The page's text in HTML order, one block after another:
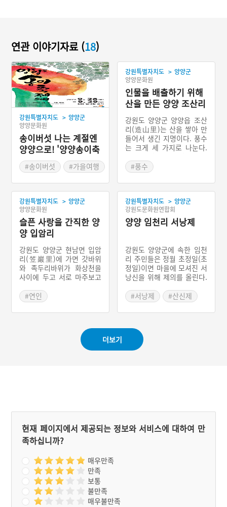
연관 이야기자료 (18)
강원특별자치도 > 양양군
양양문화원
송이버섯 나는 계절엔
양양으로! '양양송이축
제'#송이버섯
#가을여행
강원특별자치도 > 양양군
양양문화원
인물을 배출하기 위해
산을 만든 양양 조산리
강원도 양양군 양양읍 조산
리(造山里)는 산을 쌓아 만
들어서 생긴 지명이다. 풍수
는 크게 세 가지로 나눈다.
으로 살아 집 자리를 보는
양택풍수(陽宅風水), 용(산
줄기)의 형상을 보아 후손에
게 발복을 줄 자리를 보는
음택풍수(陰宅風水), 그리
고 모자란 부분은 만들어 채
우고 너무 세 기운은 줄이는
비보풍수(裨補風水)가 있
보풍수로 유명한 곳이다.
#풍수
강원특별자치도 > 양양군
양양문화원
슬픈 사랑을 간직한 양
양 입암리
강원도 양양군 현남면 입암
리(笠巖里)에 가면 갓바위
와 족두리바위가 화상천을
사이에 두고 서로 마주보고
두고 홍성호라는 신랑과 풍
미라는 색시가 사랑을 하다
결혼을 했다. 혼인날, 가마
물에 빠져 죽었고, 이 소식
을 들은 신부는 신랑이 빠진
강에 뛰어들어 같이 죽었다.
골이라고 부르기 시작했다.
#연인
강원특별자치도 > 양양군
강원도문화원연합회
양양 임천리 서낭제
강원도 양양군에 속한 임천
리 주민들은 정월 초정일(초
정일)이면 마을에 모셔진 서
낭신을 위해 제의를 올린다.
러 차례 변화가 있었다. 200
0년대 중반부터 지금처럼
정월 초정일에 지내고 있다.
당)은 석성산에 위치해 있었
다. 마을과 거리가 먼 이유
로 후에 자리를 옮겼으나 현
한데 초헌관은 마을에서 나
이가 많은 분이 맡는다. 산
신제에 올리는 제물은 간소
#서낭제
#산신제
더보기
현재 페이지에서 제공되는 정보와 서비스에 대하여 만
족하십니까?
매우만족
만족
보통
불만족
매우불만족